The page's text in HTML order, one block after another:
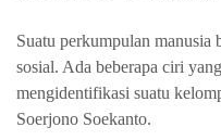
Suatu perkumpulan manusia
sosial. Ada beberapa ciri
mengidentifikasi suatu
Soerjono Soekanto.